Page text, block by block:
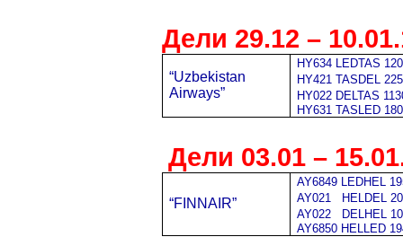
Дели 29.12 –
“Uzbekistan
Airways”
HY634 LEDTAS
HY421 TASDEL
HY022 DELTAS
HY631 TASLED
Дели 03.01 – 15
“FINNAIR”
AY6849 LEDHEL
AY021
HELDEL
AY022
DELHEL
AY6850 HELLED